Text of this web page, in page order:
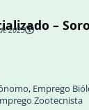
–
2025
, Emprego
Zootecnista